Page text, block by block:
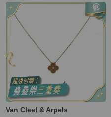
Van Cleef & Arpels